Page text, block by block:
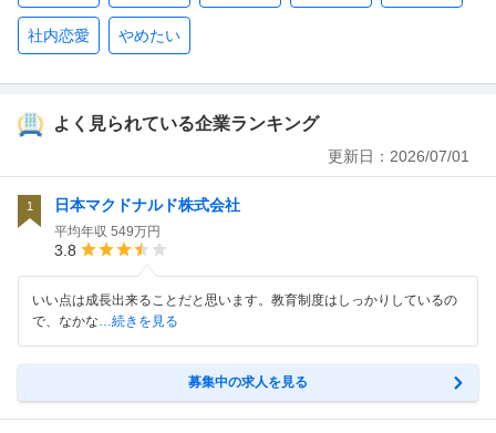
社内恋愛 やめたい
よく見られている企業ランキング
更新日： 2026/07/01
1 日本マクドナルド株式会社
平均年収 549万円
3.8
いい点は成長出来ることだと思います。教育制度はしっかりしているの
で、なかな…続きを見る
募集中の求人を見る